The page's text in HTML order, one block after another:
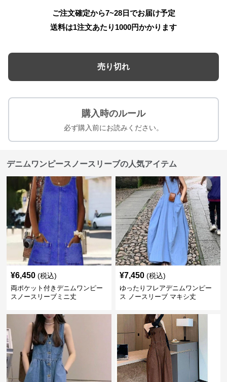
ご注文確定から7~28日でお届け予定
送料は1注文あたり 1000円かかります
売り切れ
購入時のルール
必ず購入前にお読みください。
デニムワンピースノースリーブの人気アイテム
¥6,450 (税込)
両ポケット付きデニムワンピー
スノースリーブミニ丈
¥7,450 (税込)
ゆったりフレアデニムワンピー
ス ノースリーブ マキシ丈